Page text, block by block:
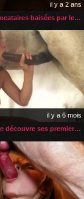
il y a 2 ans
Les petites colocataires baisées par le chien de leur voisin
il y a 6 mois
La jeune femme découvre ses premiers émois avec son cheval